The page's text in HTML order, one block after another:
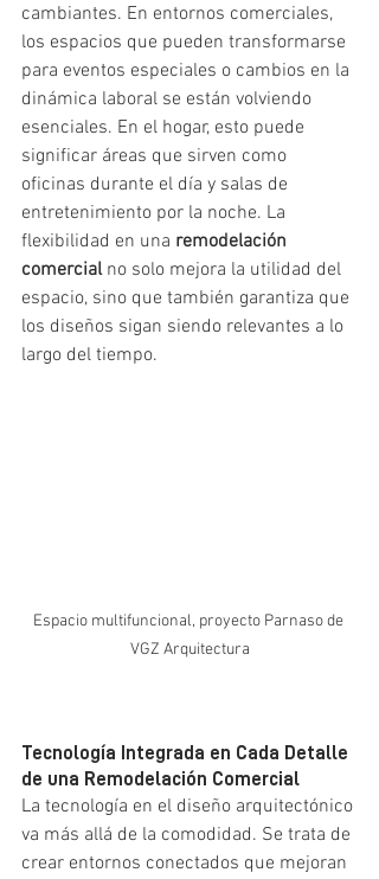
cambiantes. En entornos comerciales,
los espacios que pueden transformarse
para eventos especiales o cambios en la
dinámica laboral se están volviendo
esenciales. En el hogar, esto puede
significar áreas que sirven como
oficinas durante el día y salas de
entretenimiento por la noche. La
flexibilidad en una remodelación
comercial no solo mejora la utilidad del
espacio, sino que también garantiza que
los diseños sigan siendo relevantes a lo
largo del tiempo.
Espacio multifuncional, proyecto Parnaso de
VGZ Arquitectura
Tecnología Integrada en Cada Detalle
de una Remodelación Comercial
La tecnología en el diseño arquitectónico
va más allá de la comodidad. Se trata de
crear entornos conectados que mejoran